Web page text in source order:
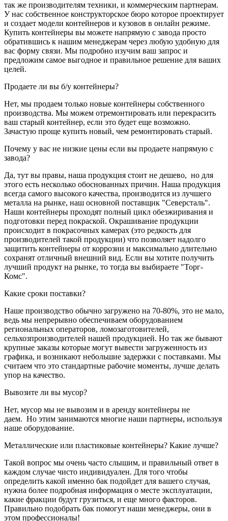
так же производителям техники, и коммерческим партнерам.
У нас собственное конструкторское бюро которое проектирует
и создает модели контейнеров и кузовов в онлайн режиме.
Купить контейнеры вы можете напрямую с завода просто
обратившись к нашим менеджерам через любую удобную для
вас форму связи. Мы подробно изучим ваш запрос и
предложим самое выгодное и правильное решение для ваших
целей.
Продаете ли вы б/у контейнеры?
Нет, мы продаем только новые контейнеры собственного
производства. Мы можем отремонтировать или перекрасить
ваш старый контейнер, если это будет еще возможно.
Зачастую проще купить новый, чем ремонтировать старый.
Почему у вас не низкие цены если вы продаете напрямую с
завода?
Да, тут вы правы, наша продукция стоит не дешево, но для
этого есть несколько обоснованных причин. Наша продукция
всегда самого высокого качества, производится из лучшего
металла на рынке, наш основной поставщик "Северсталь".
Наши контейнеры проходят полный цикл обезжиривания и
подготовки перед покраской. Окрашивание продукции
происходит в покрасочных камерах (это редкость для
производителей такой продукции) что позволяет надолго
защитить контейнеры от коррозии и максимально длительно
сохранят отличный внешний вид. Если вы хотите получить
лучший продукт на рынке, то тогда вы выбираете "Торг-
Комс".
Какие сроки поставки?
Наше производство обычно загружено на 70-80%, это не мало,
ведь мы непрерывно обеспечиваем оборудованием
региональных операторов, ломозаготовителей,
сельхозпроизводителей нашей продукцией. Но так же бывают
крупные заказы которые могут вывести загруженность из
графика, и возникают небольшие задержки с поставками. Мы
считаем что это стандартные рабочие моменты, лучше делать
упор на качество.
Вывозите ли вы мусор?
Нет, мусор мы не вывозим и в аренду контейнеры не
даем. Но этим занимаются многие наши партнеры, используя
наше оборудование.
Металлические или пластиковые контейнеры? Какие лучше?
Такой вопрос мы очень часто слышим, и правильный ответ в
каждом случае чисто индивидуален. Для того чтобы
определить какой именно бак подойдет для вашего случая,
нужна более подробная информация о месте эксплуатации,
какие фракции будут грузиться, и еще много факторов.
Правильно подобрать бак помогут наши менеджеры, они в
этом профессионалы!